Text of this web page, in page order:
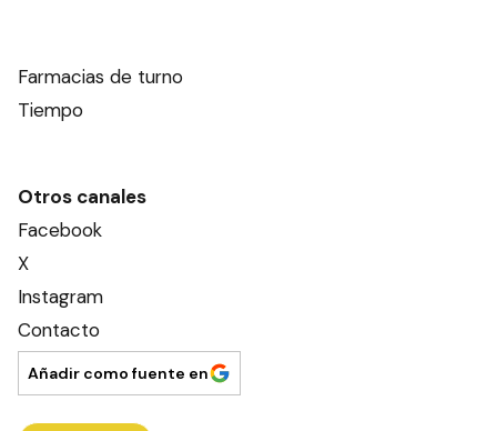
Farmacias de turno
Tiempo
Otros canales
Facebook
X
Instagram
Contacto
Añadir como fuente en